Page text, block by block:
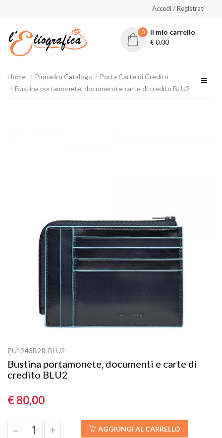
Accedi / Registrati
0
Il mio carrello
€0,00
Home Piquadro Catalogo
Porta Carte di Credito
Bustina portamonete, documenti e carte di credito BLU2
PU1243B2R-BLU2
Bustina portamonete, documenti e carte di
credito BLU2
€ 80,00
– + AGGIUNGI AL CARRELLO